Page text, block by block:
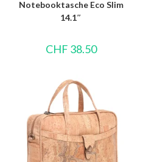
Notebooktasche Eco Slim
14.1″
CHF 38.50